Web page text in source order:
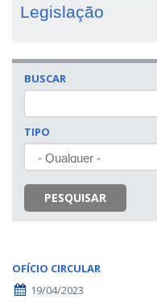
Legislação
BUSCAR
TIPO
PESQUISAR
OFÍCIO CIRCULAR
19/04/2023